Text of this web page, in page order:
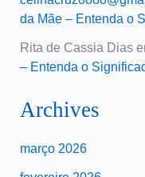
da Mãe – Entenda o
Rita de Cassia Dias
– Entenda o
Archives
março 2026